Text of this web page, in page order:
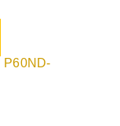
P60ND-